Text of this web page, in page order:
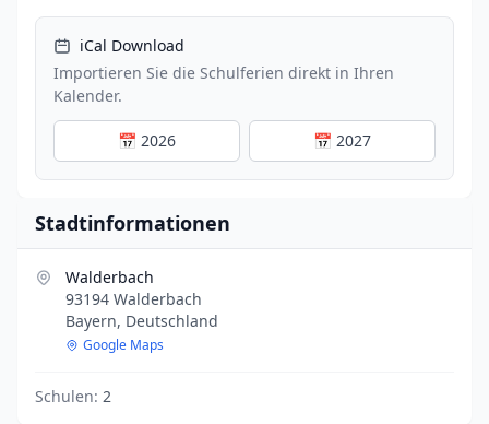
iCal Download
Importieren Sie die Schulferien direkt in Ihren
Kalender.
📅 2026 📅 2027
Stadtinformationen
Walderbach
93194 Walderbach
Bayern, Deutschland
Google Maps
Schulen: 2